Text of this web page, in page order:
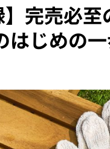
】完売必
じめの一